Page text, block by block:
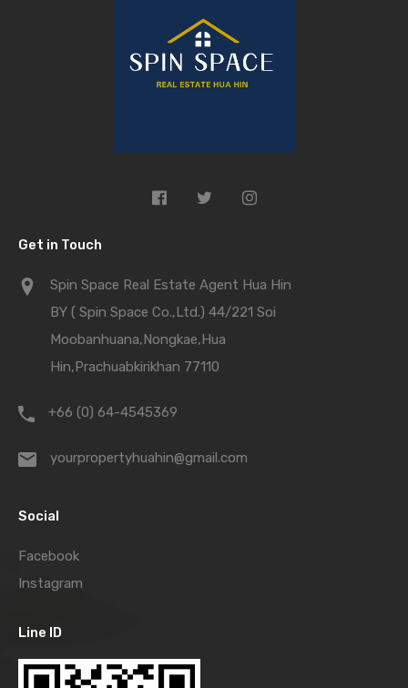
Get in Touch
Spin Space Real Estate Agent Hua Hin
BY ( Spin Space Co.,Ltd.) 44/221 Soi
Moobanhuana,Nongkae,Hua
Hin,Prachuabkirikhan 77110
+66 (0) 64-4545369
yourpropertyhuahin@gmail.com
Social
Facebook
Instagram
Line ID